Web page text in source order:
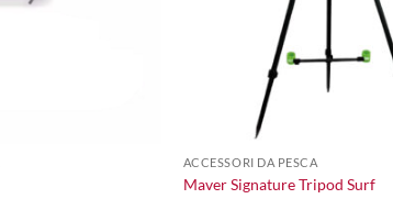
ACCESSORI DA PESCA
Maver Signature Tripod Surf